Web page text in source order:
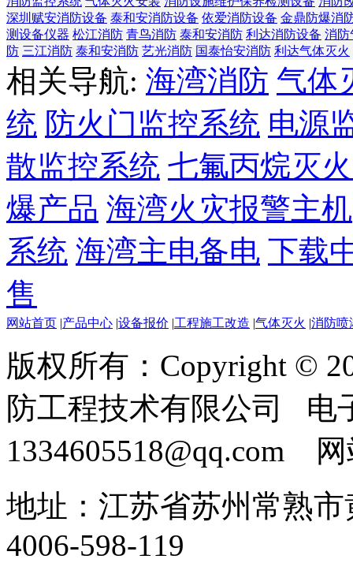
深圳赋安消防设备 泰和安消防设备 依爱消防设备 金鼎防爆消
测设备仪器 松江消防 青鸟消防 泰和安消防 利达消防设备 消防
防 三江消防 泰和安消防 艺光消防 国泰怡安消防 利达气体灭火
相关导航: 海湾消防 气体
统 防火门监控系统 电源
散监控系统 七氟丙烷灭
爆产品 海湾火灾报警主机
系统 海湾主电备电 下载
售
网站首页 |产品中心 |设备报价 |工程施工改造 |气体灭火 |消防喷
版权所有：Copyright ©
防工程技术有限公司 电
1334605518@qq.com
地址：江苏省苏州常熟
4006-598-119